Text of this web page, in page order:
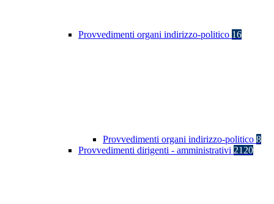
Provvedimenti organi indirizzo-politico 16
Provvedimenti organi indirizzo-politico 8
Provvedimenti dirigenti - amministrativi 2120